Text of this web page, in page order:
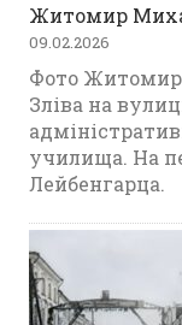
Житомир
09.02.2026
Фото Житомир
Зліва на
училища. На
Лейбенгарца.